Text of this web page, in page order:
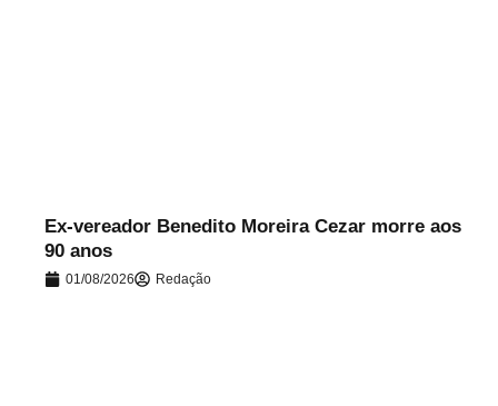
Ex-vereador Benedito Moreira Cezar morre aos
90 anos
01/08/2026 Redação